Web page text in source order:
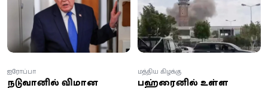
பேச்சுவார்த்தைக்கு
திரும்பிய டிரம்ப்!
தாக்குதல்கள்!
நடுவானில் விமான
ஐரோப்பா
பஹ்ரைனில் உள்ள
மத்திய கிழக்கு